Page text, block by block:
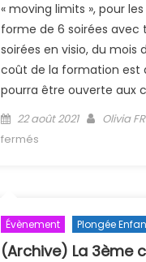
« moving limits », pour les
forme de 6 soirées avec
soirées en visio, du mois
coût de la formation est
pourra être ouverte aux
Posted on
22 août 2021 Author
Olivia
fermés
Évènement Plongée
(Archive) La 3ème